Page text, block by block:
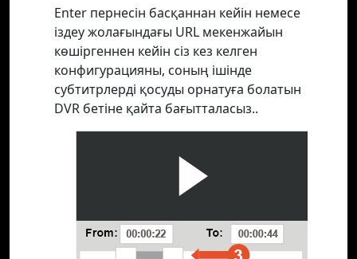
Enter пернесін басқаннан кейін немесе
іздеу жолағындағы URL мекенжайын
көшіргеннен кейін сіз кез келген
конфигурацияны, соның ішінде
субтитрлерді қосуды орнатуға болатын
DVR бетіне қайта бағытталасыз..